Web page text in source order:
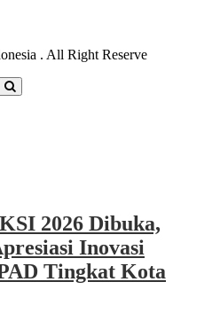
. All Right Reserve
2026 Dibuka,
Inovasi
Tingkat Kota